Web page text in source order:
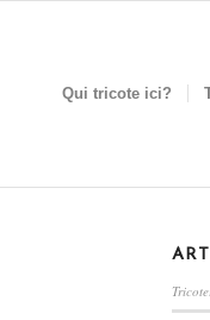
Qui tricote ici?